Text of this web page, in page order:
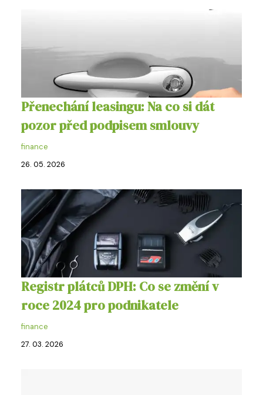
Přenechání leasingu: Na co si dát
pozor před podpisem smlouvy
finance
26. 05. 2026
Registr plátců DPH: Co se změní v
roce 2024 pro podnikatele
finance
27. 03. 2026